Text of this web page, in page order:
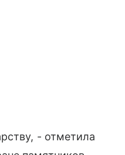
- отметила